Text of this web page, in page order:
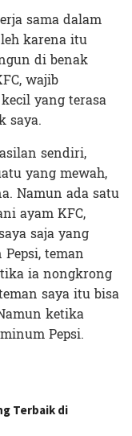
sama dalam
karena itu
di benak
wajib
yang terasa
saya.
sendiri,
yang mewah,
Namun ada satu
ayam KFC,
saja yang
teman
ia nongkrong
saya itu bisa
ketika
Pepsi.
Terbaik di